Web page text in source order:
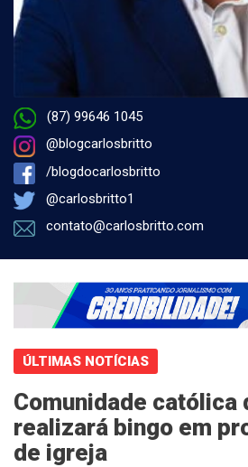
(87) 99646 1045
@blogcarlosbritto
/blogdocarlosbritto
@carlosbritto1
contato@carlosbritto.com
ÚLTIMAS NOTÍCIAS
Comunidade católica
realizará bingo em
de igreja